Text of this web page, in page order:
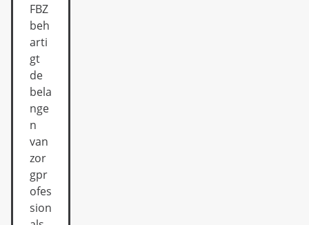
FBZ
beh
arti
gt
de
bela
nge
n
van
zor
gpr
ofes
sion